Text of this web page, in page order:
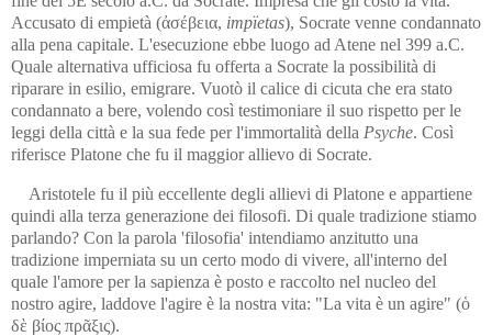
Accusato di empietà (ἀσέβεια, impïetas), Socrate venne condannato
alla pena capitale. L'esecuzione ebbe luogo ad Atene nel 399 a.C.
Quale alternativa ufficiosa fu offerta a Socrate la possibilità di
riparare in esilio, emigrare. Vuotò il calice di cicuta che era stato
condannato a bere, volendo così testimoniare il suo rispetto per le
leggi della città e la sua fede per l'immortalità della Psyche. Così
riferisce Platone che fu il maggior allievo di Socrate.
Aristotele fu il più eccellente degli allievi di Platone e appartiene
quindi alla terza generazione dei filosofi. Di quale tradizione stiamo
parlando? Con la parola 'filosofia' intendiamo anzitutto una
tradizione imperniata su un certo modo di vivere, all'interno del
quale l'amore per la sapienza è posto e raccolto nel nucleo del
nostro agire, laddove l'agire è la nostra vita: "La vita è un agire" (ὁ
δὲ βίος πρᾶξις).